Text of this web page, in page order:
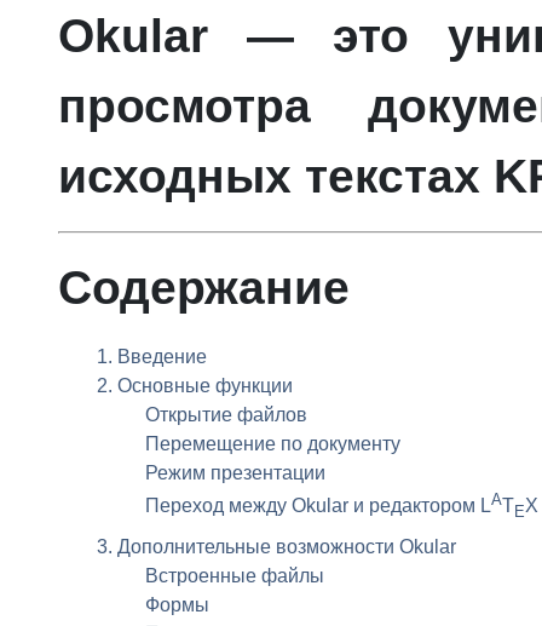
Okular — это
просмотра
исходных текстах
Содержание
1. Введение
2. Основные функции
Открытие файлов
Перемещение по документу
Режим презентации
Переход между Okular и редактором LATEX
3. Дополнительные возможности Okular
Встроенные файлы
Формы